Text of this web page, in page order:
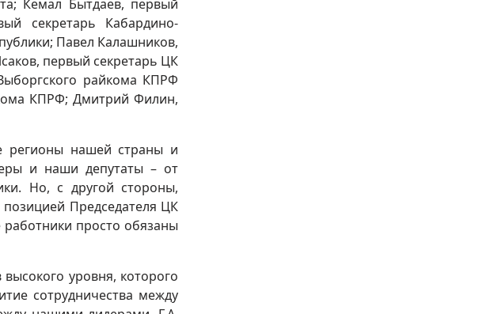
Кемал Бытдаев, первый
секретарь Кабардино-
Павел Калашников,
первый секретарь ЦК
райкома КПРФ
КПРФ; Дмитрий Филин,
регионы нашей страны и
и наши депутаты – от
Но, с другой стороны,
Председателя ЦК
просто обязаны
уровня, которого
сотрудничества между